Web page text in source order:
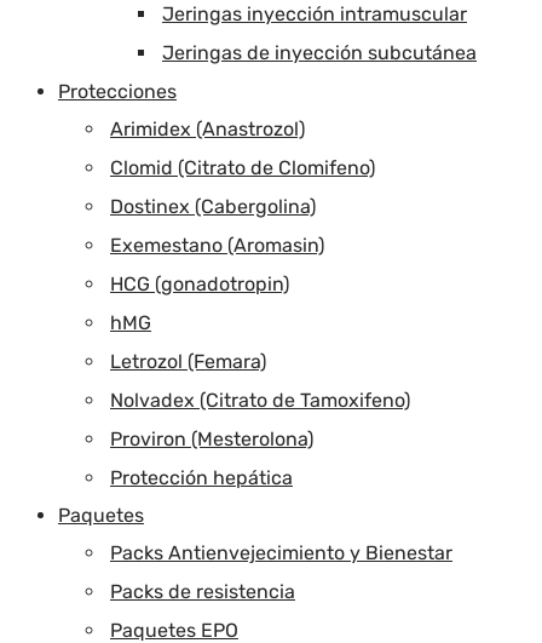
Jeringas inyección intramuscular
Jeringas de inyección subcutánea
Protecciones
Arimidex (Anastrozol)
Clomid (Citrato de Clomifeno)
Dostinex (Cabergolina)
Exemestano (Aromasin)
HCG (gonadotropin)
hMG
Letrozol (Femara)
Nolvadex (Citrato de Tamoxifeno)
Proviron (Mesterolona)
Protección hepática
Paquetes
Packs Antienvejecimiento y Bienestar
Packs de resistencia
Paquetes EPO